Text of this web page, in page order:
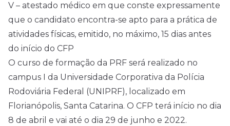
V – atestado médico em que conste expressamente
que o candidato encontra-se apto para a prática de
atividades físicas, emitido, no máximo, 15 dias antes
do início do CFP
O curso de formação da PRF será realizado no
campus I da Universidade Corporativa da Polícia
Rodoviária Federal (UNIPRF), localizado em
Florianópolis, Santa Catarina. O CFP terá início no dia
8 de abril e vai até o dia 29 de junho e 2022.